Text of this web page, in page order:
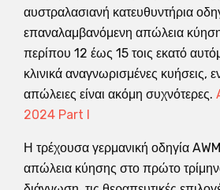
αυστραλασιανή κατευθυντήρια
επαναλαμβανόμενη απώλεια
περίπου 12 έως 15 τοις εκατό
κλινικά αναγνωρισμένες κυήσεις,
απώλειες είναι ακόμη συχνότερες.
2024 Part I
Η τρέχουσα γερμανική οδηγία
απώλεια κύησης στο πρώτο τρίμηνο